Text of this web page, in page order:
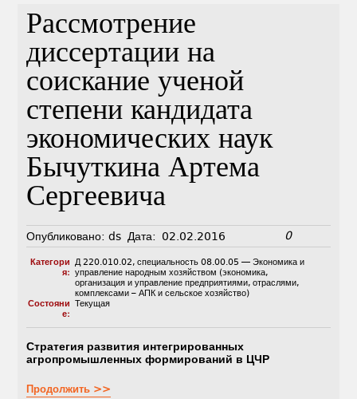
Рассмотрение
диссертации на
соискание ученой
степени кандидата
экономических наук
Бычуткина Артема
Сергеевича
Опубликовано: ds Дата: 02.02.2016 0
Категори
я:
Д 220.010.02, специальность 08.00.05 — Экономика и
управление народным хозяйством (экономика,
организация и управление предприятиями, отраслями,
комплексами – АПК и сельское хозяйство)
Состояни
е:
Текущая
Стратегия развития интегрированных
агропромышленных формирований в ЦЧР
Продолжить >>